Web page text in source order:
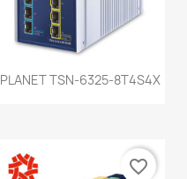
PLANET TSN-6325-8T4S4X
favorite_border